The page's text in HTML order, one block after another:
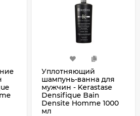
Уплотняющий
шампунь-ванна для
мужчин - Kerastase
Densifique Bain
Densite Homme 1000
мл